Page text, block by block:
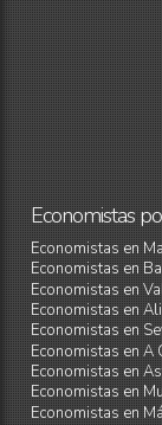
Economistas
Economistas en
Economistas en
Economistas en
Economistas en
Economistas en
Economistas en A
Economistas en
Economistas en
Economistas en